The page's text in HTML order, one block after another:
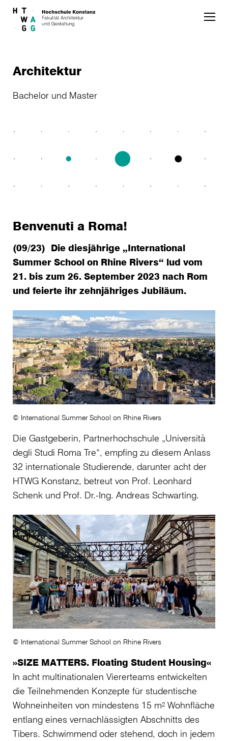
Skip to main content
Architektur
Bachelor und Master
Benvenuti a Roma!
(09/23) Die diesjährige „International
Summer School on Rhine Rivers“ lud vom
21. bis zum 26. September 2023 nach Rom
und feierte ihr zehnjähriges Jubiläum.
© International Summer School on Rhine Rivers
Die Gastgeberin, Partnerhochschule „Università
degli Studi Roma Tre“, empfing zu diesem Anlass
32 internationale Studierende, darunter acht der
HTWG Konstanz, betreut von Prof. Leonhard
Schenk und Prof. Dr.-Ing. Andreas Schwarting.
© International Summer School on Rhine Rivers
»SIZE MATTERS. Floating Student Housing«
In acht multinationalen Viererteams entwickelten
die Teilnehmenden Konzepte für studentische
Wohneinheiten von mindestens 15 m² Wohnfläche
entlang eines vernachlässigten Abschnitts des
Tibers. Schwimmend oder stehend, doch in jedem